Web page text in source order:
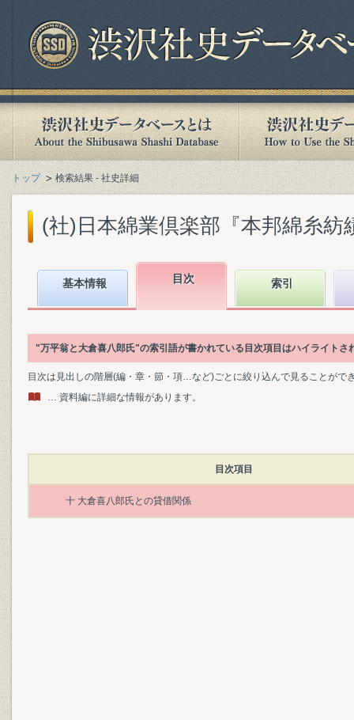
トップ 検索結果 - 社史詳細
(社)日本綿業倶楽部『本邦綿糸紡
基本情報 目次 索引
"万平翁と大倉喜八郎氏"の索引語が書かれている目次項目はハイライトさ
目次は見出しの階層(編・章・節・項…など)ごとに絞り込んで見ることがで
… 資料編に詳細な情報があります。
目次項目
十 大倉喜八郎氏との貸借関係